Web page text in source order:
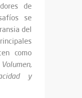
de
se
del
como
Volumen,
y